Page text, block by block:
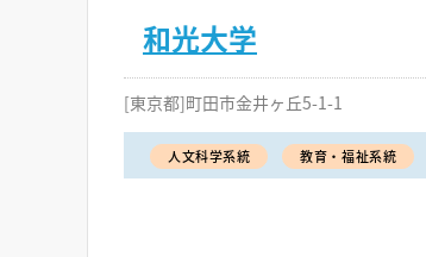
和光大学
[東京都]町田市金井ヶ丘5-1-1
人文科学系統 教育・福祉系統